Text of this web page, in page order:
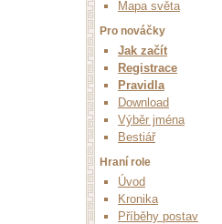
Mapa světa
Pro nováčky
Jak začít
Registrace
Pravidla
Download
Výběr jména
Bestiář
Hraní role
Úvod
Kronika
Příběhy postav